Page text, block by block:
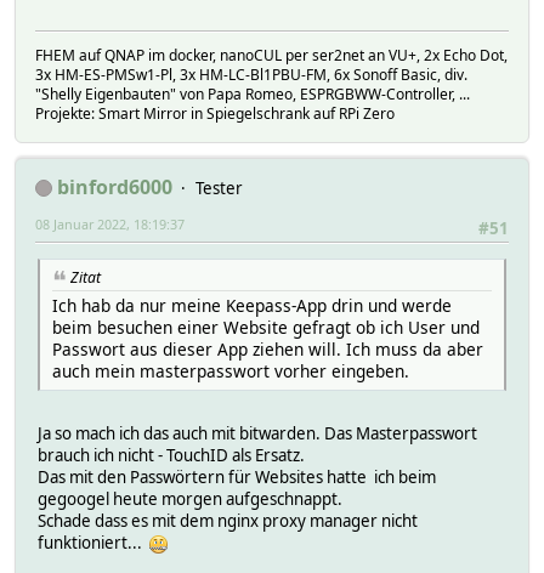
FHEM auf QNAP im docker, nanoCUL per ser2net an VU+, 2x Echo Dot,
3x HM-ES-PMSw1-Pl, 3x HM-LC-Bl1PBU-FM, 6x Sonoff Basic, div.
"Shelly Eigenbauten" von Papa Romeo, ESPRGBWW-Controller, ...
Projekte: Smart Mirror in Spiegelschrank auf RPi Zero
binford6000
Tester
#51
08 Januar 2022, 18:19:37
Zitat
Ich hab da nur meine Keepass-App drin und werde
beim besuchen einer Website gefragt ob ich User und
Passwort aus dieser App ziehen will. Ich muss da aber
auch mein masterpasswort vorher eingeben.
Ja so mach ich das auch mit bitwarden. Das Masterpasswort
brauch ich nicht - TouchID als Ersatz.
Das mit den Passwörtern für Websites hatte ich beim
gegoogel heute morgen aufgeschnappt.
Schade dass es mit dem nginx proxy manager nicht
funktioniert...